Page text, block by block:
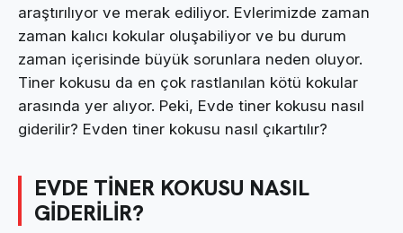
araştırılıyor ve merak ediliyor. Evlerimizde zaman
zaman kalıcı kokular oluşabiliyor ve bu durum
zaman içerisinde büyük sorunlara neden oluyor.
Tiner kokusu da en çok rastlanılan kötü kokular
arasında yer alıyor. Peki, Evde tiner kokusu nasıl
giderilir? Evden tiner kokusu nasıl çıkartılır?
EVDE TİNER KOKUSU NASIL
GİDERİLİR?